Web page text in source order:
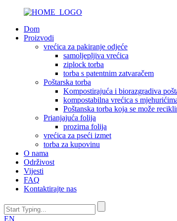
Dom
Proizvodi
vrećica za pakiranje odjeće
samoljepljiva vrećica
ziplock torba
torba s patentnim zatvaračem
Poštarska torba
Kompostirajuća i biorazgradiva
kompostabilna vrećica s
Poštanska torba koja se može
Prianjajuća folija
prozirna folija
vrećica za pseći izmet
torba za kupovinu
O nama
Održivost
Vijesti
FAQ
Kontaktirajte nas
EN